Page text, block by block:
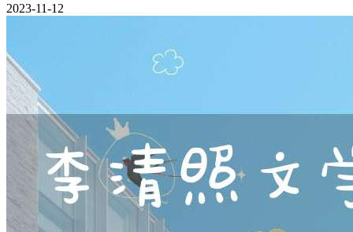
2023-11-12